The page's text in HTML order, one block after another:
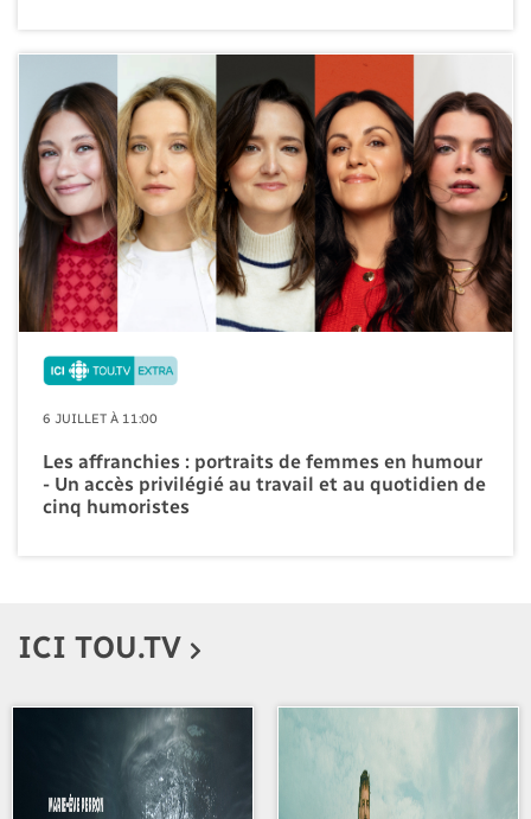
6 JUILLET À 11:00
Les affranchies : portraits de femmes en humour
- Un accès privilégié au travail et au quotidien de
cinq humoristes
ICI TOU.TV